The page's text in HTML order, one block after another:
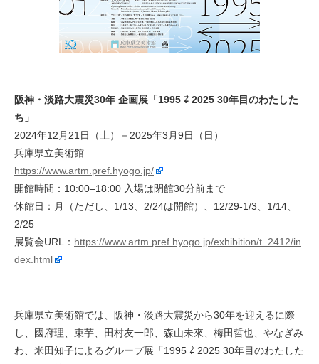
阪神・淡路大震災30年 企画展「1995 ⇄ 2025 30年目のわたした
ち」
2024年12月21日（土）－2025年3月9日（日）
兵庫県立美術館
https://www.artm.pref.hyogo.jp/
開館時間：10:00–18:00 入場は閉館30分前まで
休館日：月（ただし、1/13、2/24は開館）、12/29-1/3、1/14、
2/25
展覧会URL： https://www.artm.pref.hyogo.jp/exhibition/t_2412/in
dex.html
兵庫県立美術館では、阪神・淡路大震災から30年を迎えるに際
し、國府理、束芋、田村友一郎、森山未來、梅田哲也、やなぎみ
わ、米田知子によるグループ展「1995 ⇄ 2025 30年目のわたした